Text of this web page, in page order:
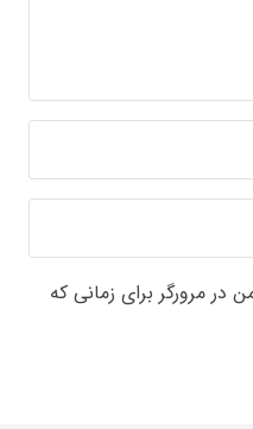
در مرورگر برای زمانی که